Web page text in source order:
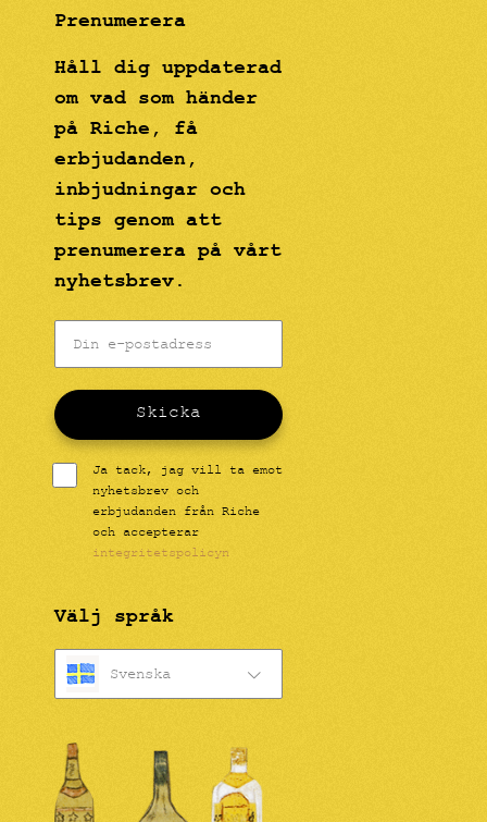
Prenumerera
Håll dig uppdaterad
om vad som händer
på Riche, få
erbjudanden,
inbjudningar och
tips genom att
prenumerera på vårt
nyhetsbrev.
Skicka
Ja tack, jag vill ta emot
nyhetsbrev och
erbjudanden från Riche
och accepterar
integritetspolicyn
Välj språk
Svenska